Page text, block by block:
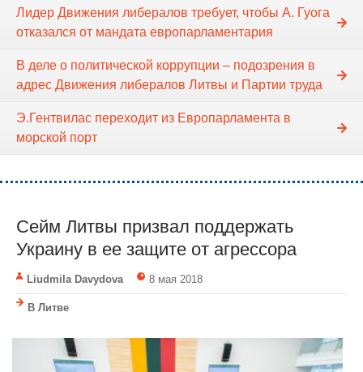
Лидер Движения либералов требует, чтобы А. Гуога
отказался от мандата европарламентария
В деле о политической коррупции – подозрения в
адрес Движения либералов Литвы и Партии труда
Э.Гентвилас переходит из Европарламента в
морской порт
Сейм Литвы призвал поддержать
Украину в ее защите от агрессора
Liudmila Davydova 8 мая 2018
В Литве